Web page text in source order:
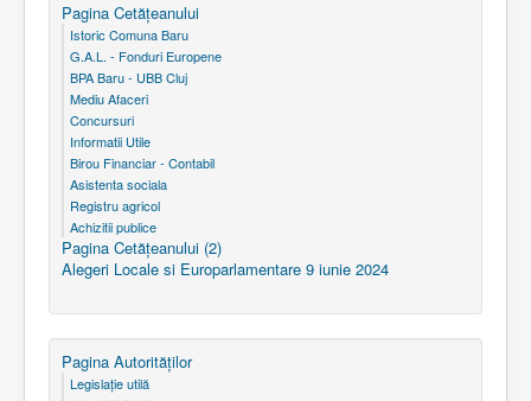
Pagina Cetăţeanului
Istoric Comuna Baru
G.A.L. - Fonduri Europene
BPA Baru - UBB Cluj
Mediu Afaceri
Concursuri
Informatii Utile
Birou Financiar - Contabil
Asistenta sociala
Registru agricol
Achizitii publice
Pagina Cetăţeanului (2)
Alegeri Locale si Europarlamentare 9 iunie 2024
Pagina Autorităţilor
Legislaţie utilă